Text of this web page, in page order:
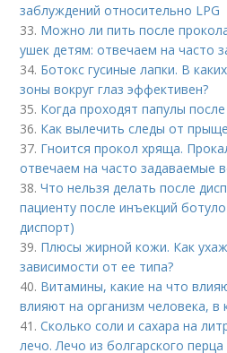
заблуждений относительно LPG
33. Можно ли пить после
ушек детям: отвечаем на часто
34. Ботокс гусиные лапки. В
зоны вокруг глаз эффективен?
35. Когда проходят папулы
36. Как вылечить следы от
37. Гноится прокол хряща.
отвечаем на часто задаваемые
38.Что нельзя делать после
пациенту после инъекций
диспорт)
39. Плюсы жирной кожи. Как
зависимости от ее типа?
40. Витамины, какие на что
влияют на организм человека, в
41.Сколько соли и сахара на
лечо. Лечо из болгарского